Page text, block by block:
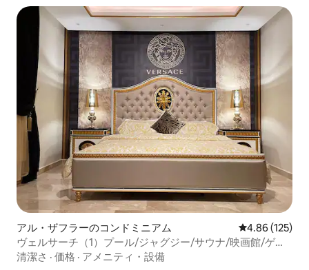
アル・ザフラーのコンドミニアム レビュー125
4.86 (125)
ヴェルサーチ（1）プール/ジャグジー/サウナ/映画館/ゲー
ムルーム
清潔さ · 価格 · アメニティ・設備